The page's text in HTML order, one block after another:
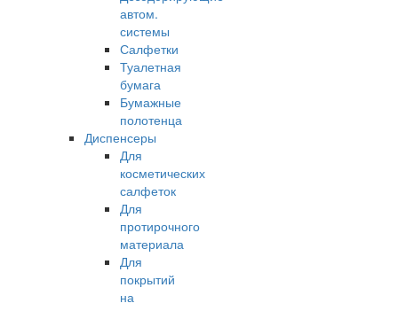
автом.
системы
Салфетки
Туалетная
бумага
Бумажные
полотенца
Диспенсеры
Для
косметических
салфеток
Для
протирочного
материала
Для
покрытий
на